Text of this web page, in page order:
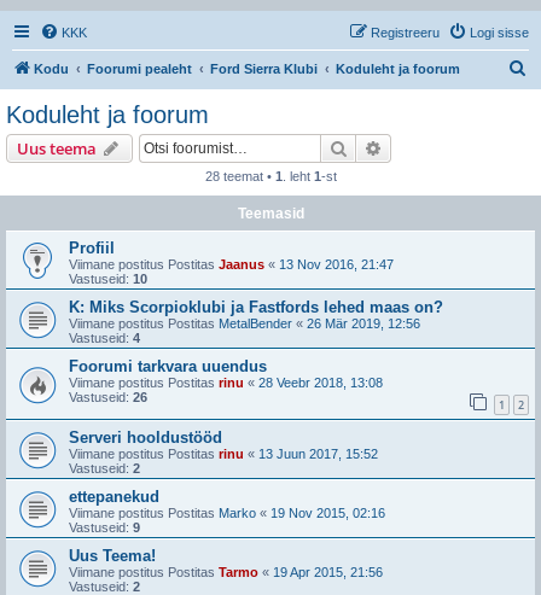
KKK Logi sisse
Registreeru
Kodu Foorumi pealeht Ford Sierra Klubi Koduleht ja foorum
Koduleht ja foorum
Uus teema Otsi
28 teemat • 1 . leht 1-st
Teemasid
Profiil
Viimane postitus Postitas Jaanus « 13 Nov 2016, 21:47
Vastuseid: 10
K: Miks Scorpioklubi ja Fastfords lehed maas on?
Viimane postitus Postitas MetalBender « 26 Mär 2019, 12:56
Vastuseid: 4
Foorumi tarkvara uuendus
Viimane postitus Postitas rinu « 28 Veebr 2018, 13:08
Vastuseid: 26 1 2
Serveri hooldustööd
Viimane postitus Postitas rinu « 13 Juun 2017, 15:52
Vastuseid: 2
ettepanekud
Viimane postitus Postitas Marko « 19 Nov 2015, 02:16
Vastuseid: 9
Uus Teema!
Viimane postitus Postitas Tarmo « 19 Apr 2015, 21:56
Vastuseid: 2